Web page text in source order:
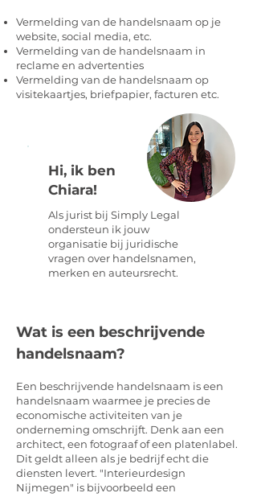
Vermelding van de handelsnaam op je
website, social media, etc.
Vermelding van de handelsnaam in
reclame en advertenties
Vermelding van de handelsnaam op
visitekaartjes, briefpapier, facturen etc.
Hi, ik ben
Chiara!
Als jurist bij Simply Legal
ondersteun ik jouw
organisatie bij juridische
vragen over handelsnamen,
merken en auteursrecht.
Wat is een beschrijvende
handelsnaam?
Een beschrijvende handelsnaam is een
handelsnaam waarmee je precies de
economische activiteiten van je
onderneming omschrijft. Denk aan een
architect, een fotograaf of een platenlabel.
Dit geldt alleen als je bedrijf echt die
diensten levert. "Interieurdesign
Nijmegen" is bijvoorbeeld een